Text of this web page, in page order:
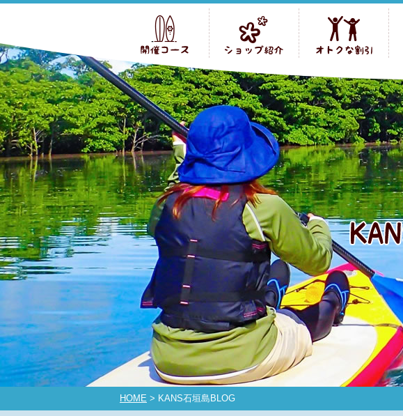
HOME > KANS石垣島BLOG